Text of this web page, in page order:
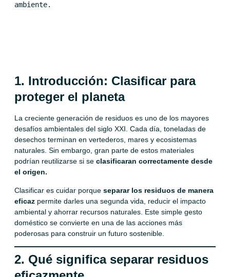
ambiente.
1. Introducción: Clasificar para
proteger el planeta
La creciente generación de residuos es uno de los mayores
desafíos ambientales del siglo XXI. Cada día, toneladas de
desechos terminan en vertederos, mares y ecosistemas
naturales. Sin embargo, gran parte de estos materiales
podrían reutilizarse si se clasificaran correctamente desde
el origen.
Clasificar es cuidar porque separar los residuos de manera
eficaz permite darles una segunda vida, reducir el impacto
ambiental y ahorrar recursos naturales. Este simple gesto
doméstico se convierte en una de las acciones más
poderosas para construir un futuro sostenible.
2. Qué significa separar residuos